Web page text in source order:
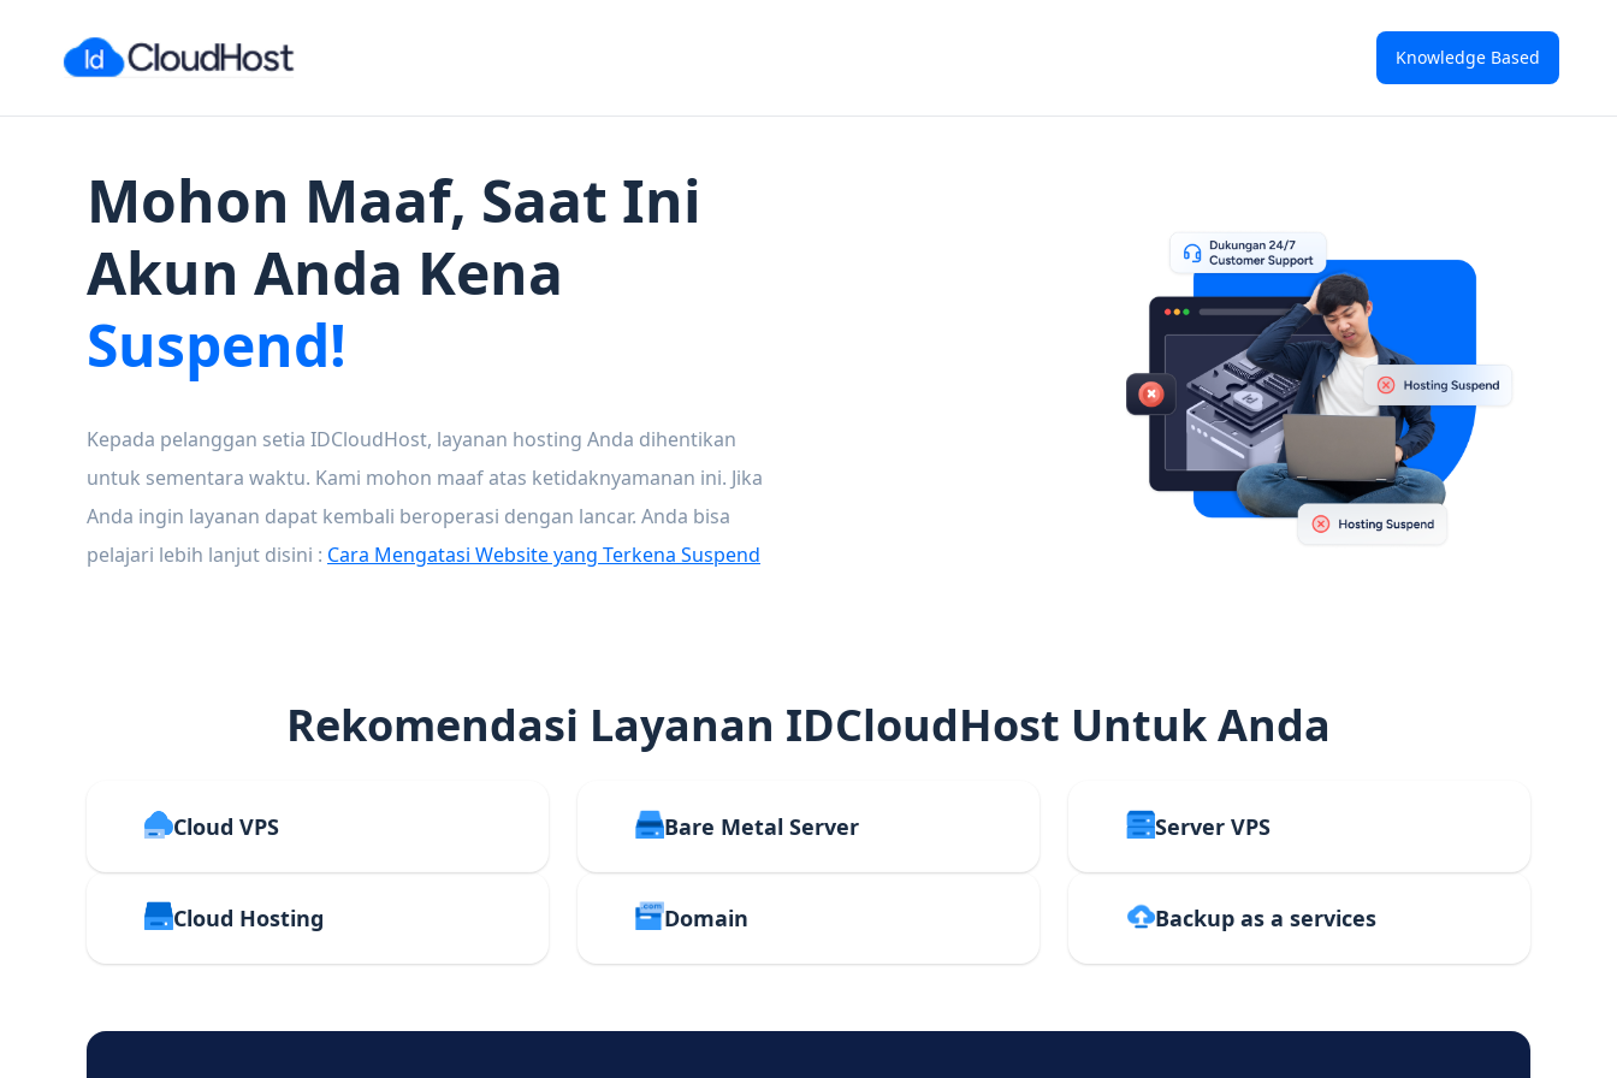
Knowledge Based
Mohon Maaf, Saat Ini
Akun Anda Kena
Suspend!
Kepada pelanggan setia IDCloudHost, layanan hosting Anda dihentikan
untuk sementara waktu. Kami mohon maaf atas ketidaknyamanan ini. Jika
Anda ingin layanan dapat kembali beroperasi dengan lancar. Anda bisa
pelajari lebih lanjut disini : Cara Mengatasi Website yang Terkena Suspend
Rekomendasi Layanan IDCloudHost Untuk Anda
Cloud VPS Bare Metal Server Server VPS
Cloud Hosting Domain Backup as a services